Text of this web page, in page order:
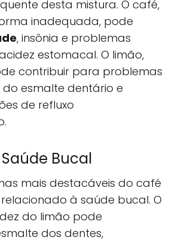
desta mistura. O café,
inadequada, pode
, insônia e problemas
estomacal. O limão,
contribuir para problemas
esmalte dentário e
de refluxo
Bucal
mais destacáveis do café
à saúde bucal. O
do limão pode
dos dentes,